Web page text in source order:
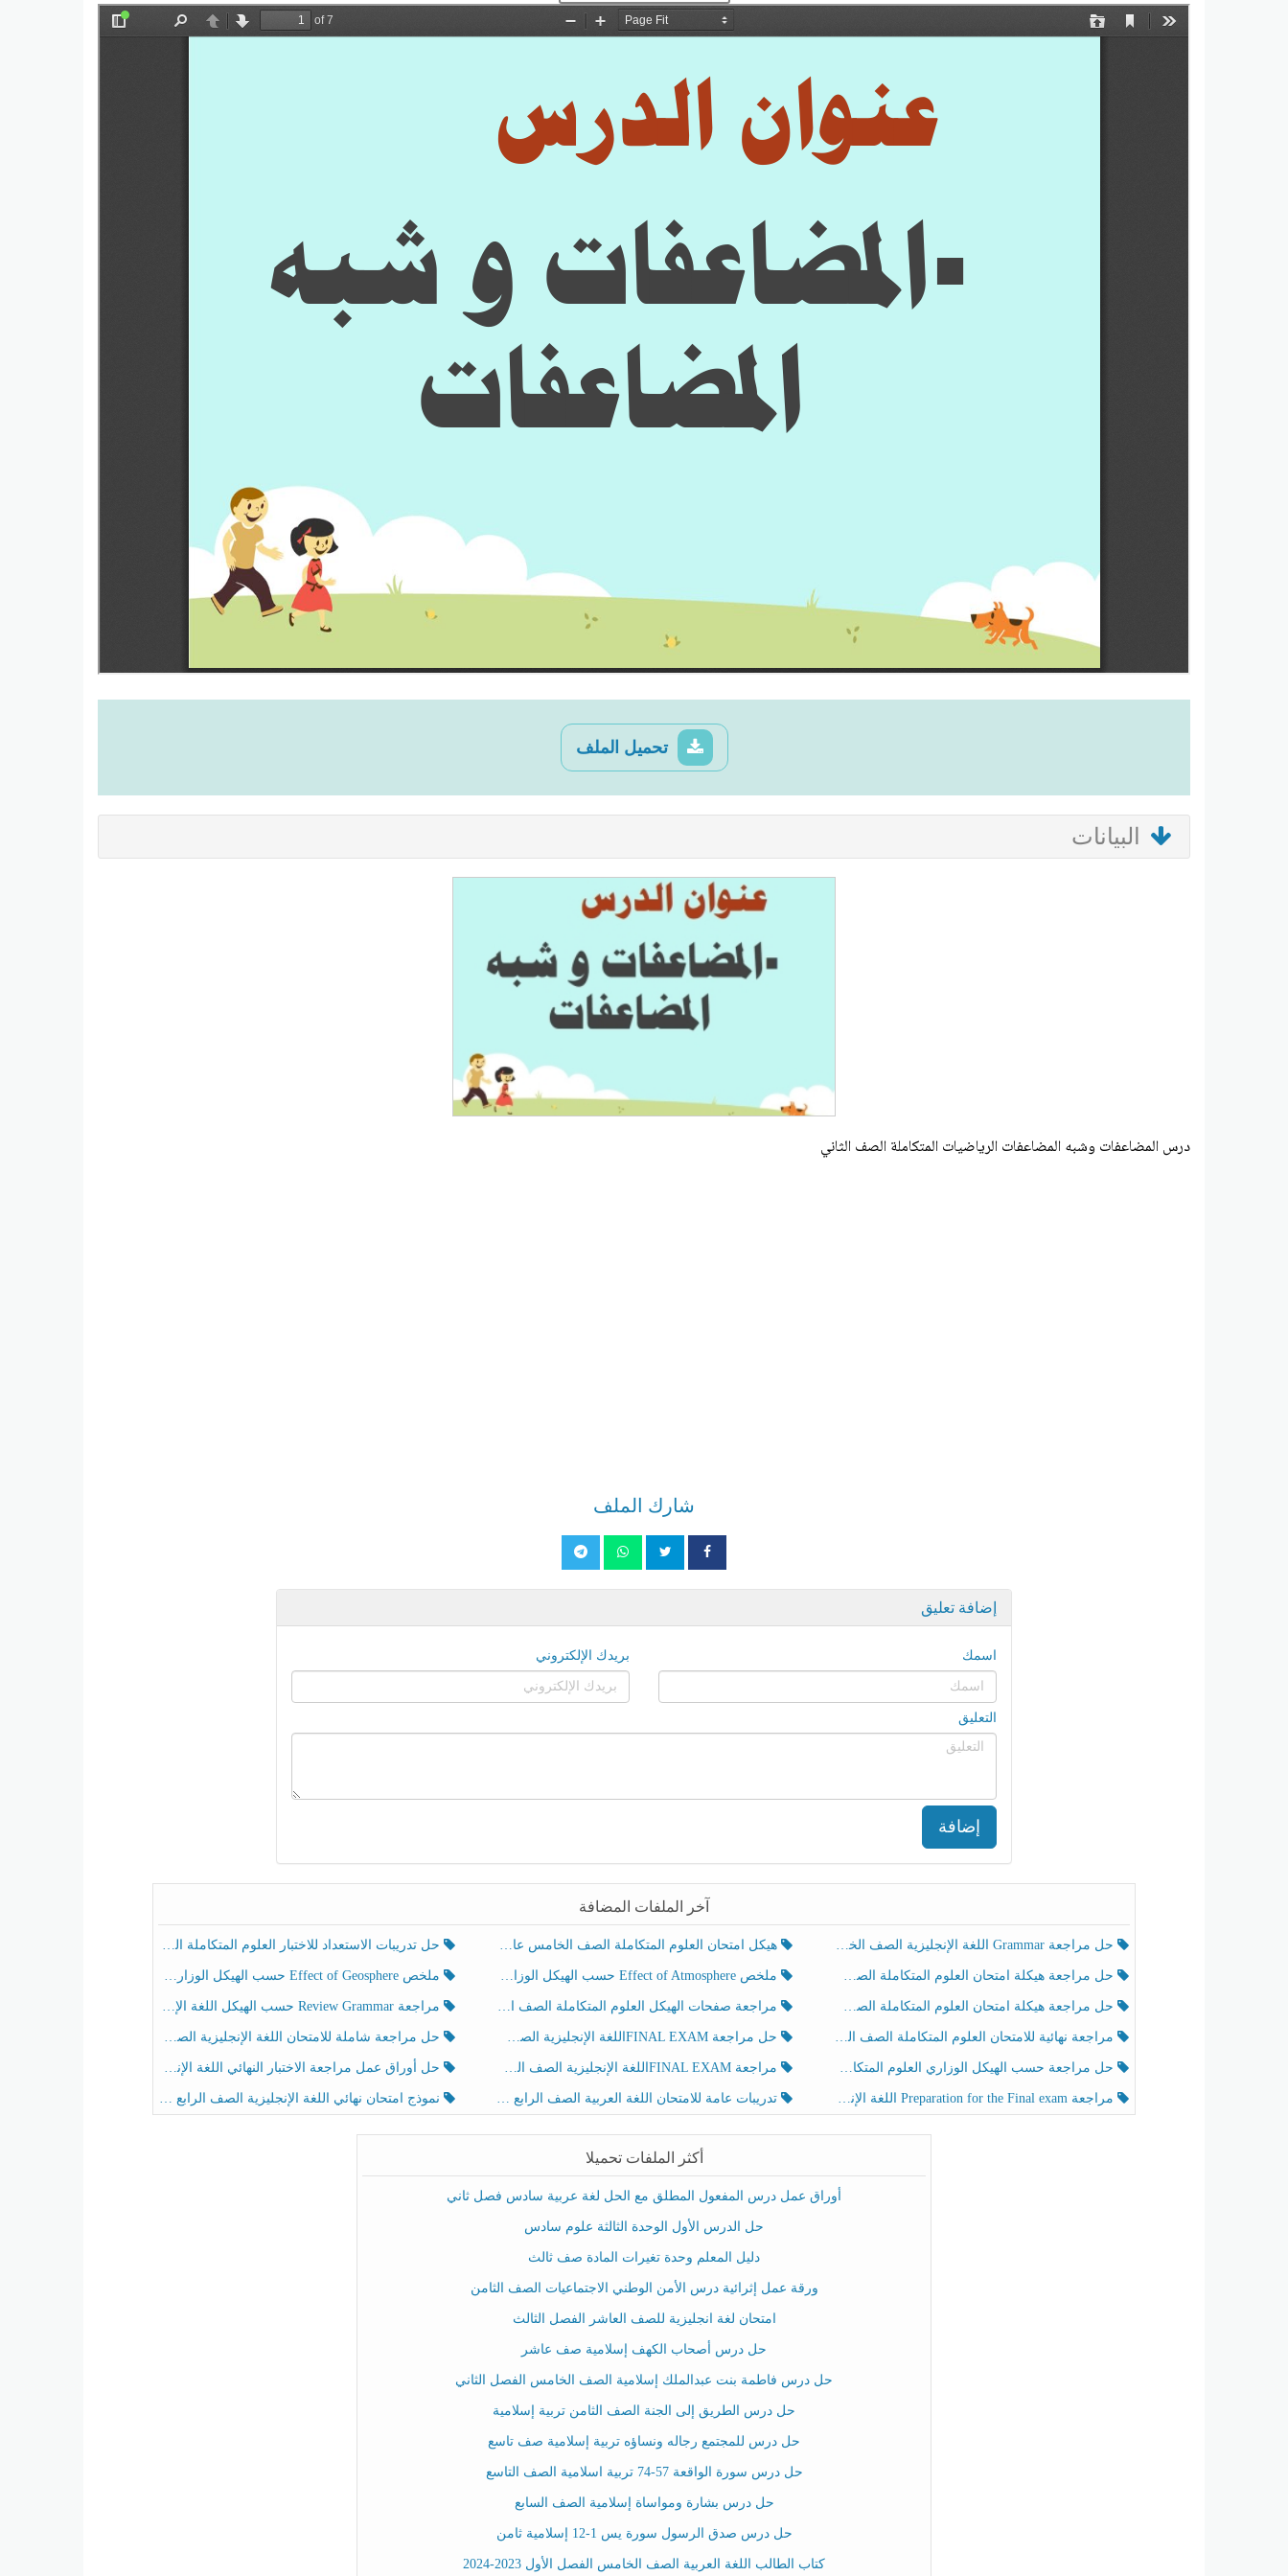
تحميل الملف
البيانات
درس المضاعفات وشبه المضاعفات الرياضيات المتكاملة الصف الثاني
شارك الملف
إضافة تعليق
اسمك بريدك الإلكتروني
التعليق
إضافة
آخر الملفات المضافة
حل مراجعة Grammar اللغة الإنجليزية الصف الخامس الفصل الثالث هيكل امتحان العلوم المتكاملة الصف الخامس عام الفصل الدراسي الثالث 2025-2026 حل تدريبات الاستعداد للاختبار العلوم المتكاملة الصف الخامس عام الفصل الثالث
حل مراجعة هيكلة امتحان العلوم المتكاملة الصف الخامس انسبير الفصل الثالث ملخص Effect of Atmosphere حسب الهيكل الوزاري العلوم المتكاملة الصف الخامس انسبير الفصل الثالث ملخص Effect of Geosphere حسب الهيكل الوزاري العلوم المتكاملة الصف الخامس انسبير الفصل الثالث
حل مراجعة هيكلة امتحان العلوم المتكاملة الصف الخامس عام الفصل الثالث مراجعة صفحات الهيكل العلوم المتكاملة الصف الخامس انسبير الفصل الثالث مراجعة Review Grammar حسب الهيكل اللغة الإنجليزية الصف الخامس الفصل الثالث
مراجعة نهائية للامتحان العلوم المتكاملة الصف الخامس انسبير الفصل الثالث حل مراجعة FINAL EXAMاللغة الإنجليزية الصف الخامس الفصل الثالث حل مراجعة شاملة للامتحان اللغة الإنجليزية الصف الخامس الفصل الثالث
حل مراجعة حسب الهيكل الوزاري العلوم المتكاملة الصف الخامس عام الفصل الثالث مراجعة FINAL EXAMاللغة الإنجليزية الصف الخامس الفصل الثالث حل أوراق عمل مراجعة الاختبار النهائي اللغة الإنجليزية الصف الرابع الفصل الثالث
مراجعة Preparation for the Final exam اللغة الإنجليزية الصف الرابع الفصل الثالث تدريبات عامة للامتحان اللغة العربية الصف الرابع الفصل الثالث نموذج امتحان نهائي اللغة الإنجليزية الصف الرابع الفصل الثالث
أكثر الملفات تحميلا
أوراق عمل درس المفعول المطلق مع الحل لغة عربية سادس فصل ثاني
حل الدرس الأول الوحدة الثالثة علوم سادس
دليل المعلم وحدة تغيرات المادة صف ثالث
ورقة عمل إثرائية درس الأمن الوطني الاجتماعيات الصف الثامن
امتحان لغة انجليزية للصف العاشر الفصل الثالث
حل درس أصحاب الكهف إسلامية صف عاشر
حل درس فاطمة بنت عبدالملك إسلامية الصف الخامس الفصل الثاني
حل درس الطريق إلى الجنة الصف الثامن تربية إسلامية
حل درس للمجتمع رجاله ونساؤه تربية إسلامية صف تاسع
حل درس سورة الواقعة 57-74 تربية اسلامية الصف التاسع
حل درس بشارة ومواساة إسلامية الصف السابع
حل درس صدق الرسول سورة يس 1-12 إسلامية ثامن
كتاب الطالب اللغة العربية الصف الخامس الفصل الأول 2023-2024